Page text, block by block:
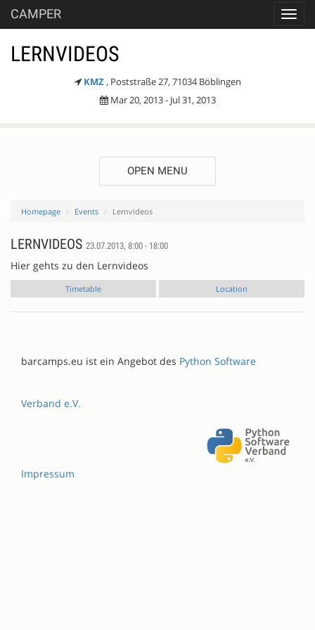
CAMPER
LERNVIDEOS
KMZ , Poststraße 27, 71034 Böblingen
Mar 20, 2013 - Jul 31, 2013
OPEN MENU
Homepage Events Lernvideos
LERNVIDEOS 23.07.2013, 8:00 - 18:00
Hier gehts zu den Lernvideos
Timetable Location
barcamps.eu ist ein Angebot des Python Software
Verband e.V.
Impressum